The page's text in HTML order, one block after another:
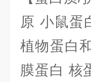
原 小鼠蛋
植物蛋白
膜蛋白 核